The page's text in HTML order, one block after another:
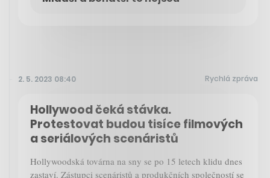
2. 5. 2023 08:40 Rychlá zpráva
Hollywood čeká stávka.
Protestovat budou tisíce filmových
a seriálových scenáristů
Hollywoodská továrna na sny se po 15 letech klidu dnes
zastaví. Zástupci scenáristů a produkčních společností se